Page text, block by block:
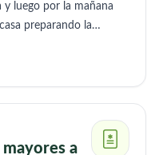
preparando la
a